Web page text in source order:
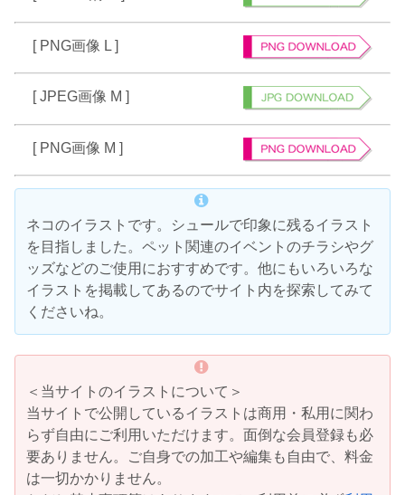
[ PNG画像 L ]
[ JPEG画像 M ]
[ PNG画像 M ]
ネコのイラストです。シュールで印象に残るイラスト
を目指しました。ペット関連のイベントのチラシやグ
ッズなどのご使用におすすめです。他にもいろいろな
イラストを掲載してあるのでサイト内を探索してみて
くださいね。
＜当サイトのイラストについて＞
当サイトで公開しているイラストは商用・私用に関わ
らず自由にご利用いただけます。面倒な会員登録も必
要ありません。ご自身での加工や編集も自由で、料金
は一切かかりません。